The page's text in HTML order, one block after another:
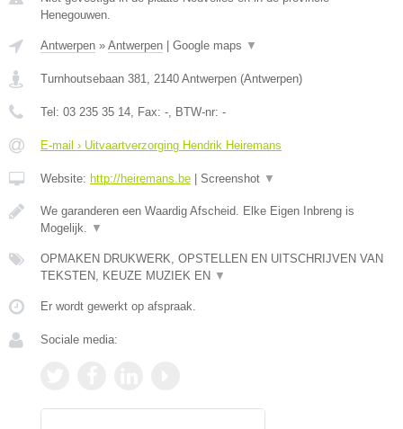
Henegouwen.
Antwerpen » Antwerpen | Google maps ▼
Turnhoutsebaan 381 2140 Antwerpen (Antwerpen)
Tel: 03 235 35 14 , Fax: - , BTW-nr: -
E-mail › Uitvaartverzorging Hendrik Heiremans
Website: http://heiremans.be | Screenshot ▼
We garanderen een Waardig Afscheid. Elke Eigen Inbreng is
Mogelijk.
▼
OPMAKEN DRUKWERK, OPSTELLEN EN UITSCHRIJVEN VAN
TEKSTEN, KEUZE MUZIEK EN ▼
Er wordt gewerkt op afspraak.
Sociale media: